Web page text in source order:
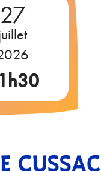
27
CUSSAC